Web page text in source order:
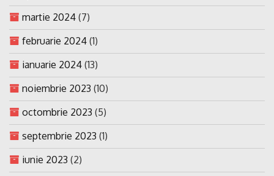
martie 2024 (7)
februarie 2024 (1)
ianuarie 2024 (13)
noiembrie 2023 (10)
octombrie 2023 (5)
septembrie 2023 (1)
iunie 2023 (2)